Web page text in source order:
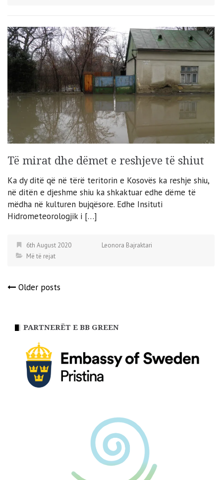
Të mirat dhe dëmet e reshjeve të shiut
Ka dy ditë që në tërë teritorin e Kosovës ka reshje shiu,
në ditën e djeshme shiu ka shkaktuar edhe dëme të
mëdha në kulturen bujqësore. Edhe Insituti
Hidrometeorologjik i […]
6th August 2020
Leonora Bajraktari
Më të rejat
Posts
Older posts
PARTNERËT E BB GREEN